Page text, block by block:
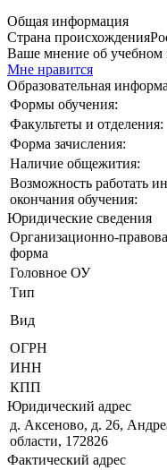
Общая информация
Страна происхождения
Ваше мнение об учебном
Мне нравится
Образовательная
Формы обучения:
Факультеты и отделения:
Форма зачисления:
Наличие общежития:
Возможность работать
окончания обучения:
Юридические сведения
Организационно-
форма
Головное ОУ
Тип
Вид
ОГРН
ИНН
КПП
Юридический адрес
д. Аксеново, д. 26,
области, 172826
Фактический адрес